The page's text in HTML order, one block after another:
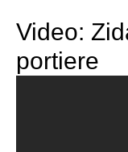
Video:
portiere